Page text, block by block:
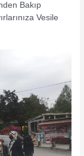
Bakıp
Vesile